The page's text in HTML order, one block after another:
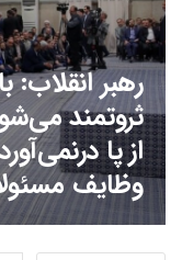
رهبر
ثروتمند
از پا
وظایف